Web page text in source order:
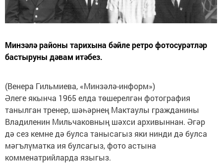
Минзәлә районы тарихына бәйле ретро фотосурәтләр
бастыруны дәвам итәбез.
(Венера Гильмиева, «Минзәлә-информ»)
Әлеге якынча 1965 елда төшерелгән фотография
танылган тренер, шәһәрнең Мактаулы гражданины
Владиленин Мильчаковның шәхси архивыннан. Әгәр
дә сез кемне дә булса танысагыз яки нинди дә булса
мәгълүматка ия булсагыз, фото астына
комменатрийларда языгыз.